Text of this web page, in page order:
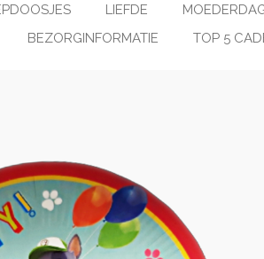
LIEFDE
BEZORGINFORMATIE TOP 5